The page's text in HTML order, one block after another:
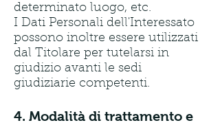
determinato luogo, etc.
I Dati Personali dell'Interessato
possono inoltre essere utilizzati
dal Titolare per tutelarsi in
giudizio avanti le sedi
giudiziarie competenti.
4. Modalità di trattamento e